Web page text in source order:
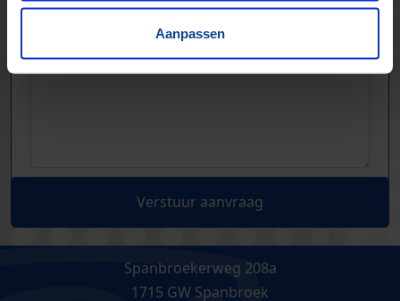
Aanpassen
Verstuur aanvraag
Spanbroekerweg 208a
1715 GW Spanbroek